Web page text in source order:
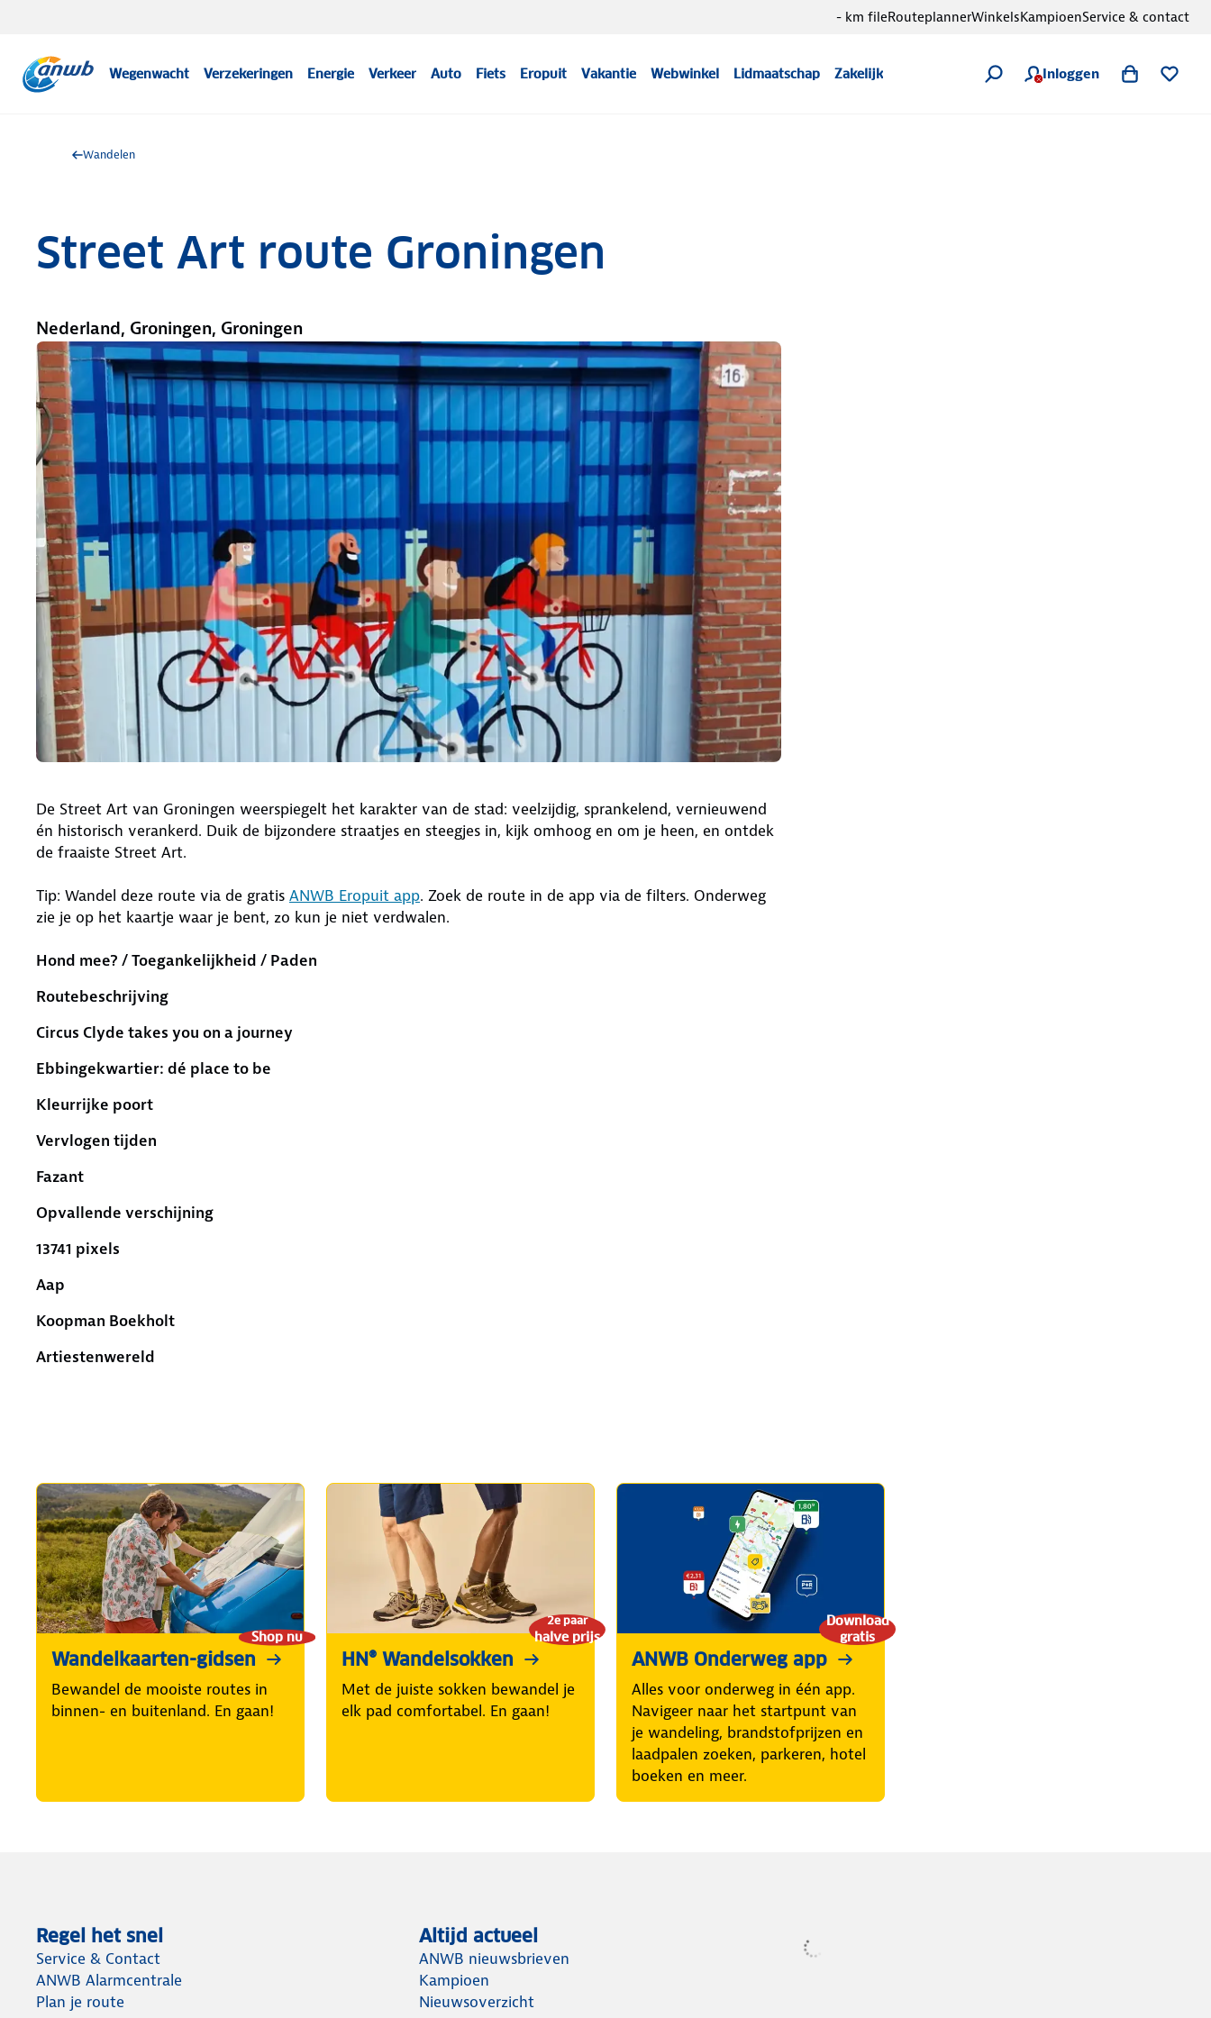
Wegenwacht Verzekeringen Energie Verkeer Auto Fiets Eropuit Vakantie Webwinkel Lidmaatschap Zakelijk Inloggen
- km fileRouteplannerWinkelsKampioenService & contact
Wandelen
Street Art route Groningen
Nederland, Groningen, Groningen
De Street Art van Groningen weerspiegelt het karakter van de stad: veelzijdig, sprankelend, vernieuwend
én historisch verankerd. Duik de bijzondere straatjes en steegjes in, kijk omhoog en om je heen, en ontdek
de fraaiste Street Art.
Tip: Wandel deze route via de gratis ANWB Eropuit app. Zoek de route in de app via de filters. Onderweg
zie je op het kaartje waar je bent, zo kun je niet verdwalen.
Hond mee? / Toegankelijkheid / Paden
Routebeschrijving
Circus Clyde takes you on a journey
Ebbingekwartier: dé place to be
Kleurrijke poort
Vervlogen tijden
Fazant
Opvallende verschijning
13741 pixels
Aap
Koopman Boekholt
Artiestenwereld
Shop nu
Wandelkaarten-gidsen
Bewandel de mooiste routes in
binnen- en buitenland. En gaan!
2e paar
halve prijs
HN® Wandelsokken
Met de juiste sokken bewandel je
elk pad comfortabel. En gaan!
Download
gratis
ANWB Onderweg app
Alles voor onderweg in één app.
Navigeer naar het startpunt van
je wandeling, brandstofprijzen en
laadpalen zoeken, parkeren, hotel
boeken en meer.
Regel het snel
Service & Contact
ANWB Alarmcentrale
Plan je route
Altijd actueel
ANWB nieuwsbrieven
Kampioen
Nieuwsoverzicht